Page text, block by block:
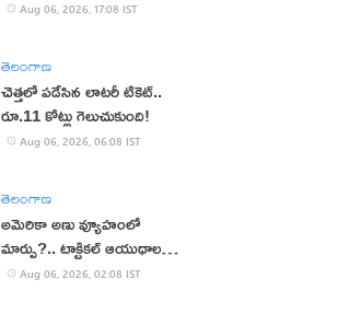
Aug 06, 2026, 17:08 IST
తెలంగాణ
చెత్తలో పడేసిన లాటరీ టికెట్..
రూ.11 కోట్లు గెలుచుకుంది!
Aug 06, 2026, 06:08 IST
తెలంగాణ
అమెరికా అణు వ్యూహంలో
మార్పు?.. టాక్టికల్ ఆయుధాలకు
ప్రాధాన్యం!
Aug 06, 2026, 02:08 IST